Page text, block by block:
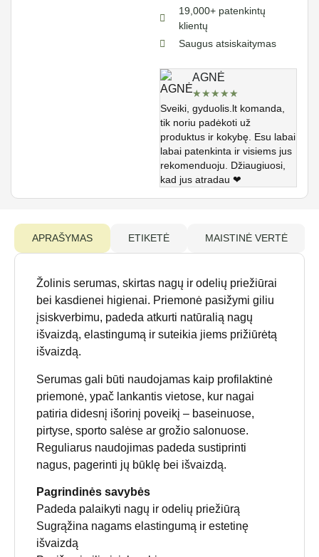
19,000+ patenkintų
klientų
Saugus atsiskaitymas
AGNĖ
★★★★★
Sveiki, gyduolis.lt komanda,
tik noriu padėkoti už
produktus ir kokybę. Esu labai
labai patenkinta ir visiems jus
rekomenduoju. Džiaugiuosi,
kad jus atradau ❤
APRAŠYMAS ETIKETĖ MAISTINĖ VERTĖ
Žolinis serumas, skirtas nagų ir odelių priežiūrai
bei kasdienei higienai. Priemonė pasižymi giliu
įsiskverbimu, padeda atkurti natūralią nagų
išvaizdą, elastingumą ir suteikia jiems prižiūrėtą
išvaizdą.
Serumas gali būti naudojamas kaip profilaktinė
priemonė, ypač lankantis vietose, kur nagai
patiria didesnį išorinį poveikį – baseinuose,
pirtyse, sporto salėse ar grožio salonuose.
Reguliarus naudojimas padeda sustiprinti
nagus, pagerinti jų būklę bei išvaizdą.
Pagrindinės savybės
Padeda palaikyti nagų ir odelių priežiūrą
Sugrąžina nagams elastingumą ir estetinę
išvaizdą